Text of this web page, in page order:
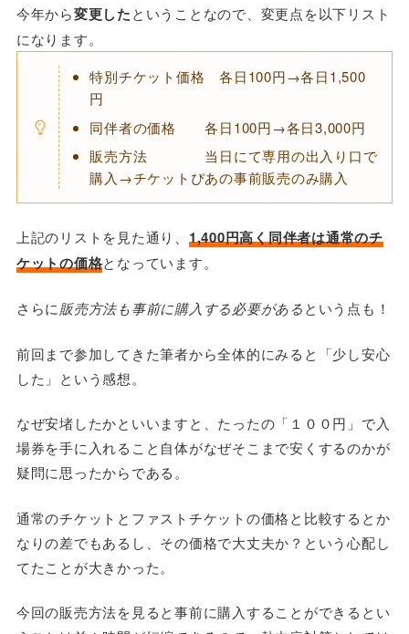
今年から変更したということなので、変更点を以下リスト
になります。
特別チケット価格 各日100円→各日1,500
円
同伴者の価格 各日100円→各日3,000円
販売方法 当日にて専用の出入り口で
購入→チケットぴあの事前販売のみ購入
上記のリストを見た通り、 1,400円高く同伴者は通常のチ
ケットの価格となっています。
さらに販売方法も事前に購入する必要があるという点も！
前回まで参加してきた筆者から全体的にみると「少し安心
した」という感想。
なぜ安堵したかといいますと、たったの「１００円」で入
場券を手に入れること自体がなぜそこまで安くするのかが
疑問に思ったからである。
通常のチケットとファストチケットの価格と比較するとか
なりの差でもあるし、その価格で大丈夫か？という心配し
てたことが大きかった。
今回の販売方法を見ると事前に購入することができるとい